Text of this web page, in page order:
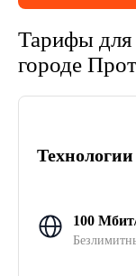
Тарифы для
городе
100